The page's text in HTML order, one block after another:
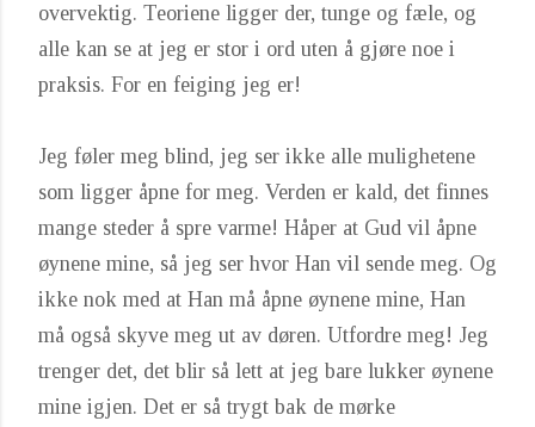
overvektig. Teoriene ligger der, tunge og fæle, og
alle kan se at jeg er stor i ord uten å gjøre noe i
praksis. For en feiging jeg er!
Jeg føler meg blind, jeg ser ikke alle mulighetene
som ligger åpne for meg. Verden er kald, det finnes
mange steder å spre varme! Håper at Gud vil åpne
øynene mine, så jeg ser hvor Han vil sende meg. Og
ikke nok med at Han må åpne øynene mine, Han
må også skyve meg ut av døren. Utfordre meg! Jeg
trenger det, det blir så lett at jeg bare lukker øynene
mine igjen. Det er så trygt bak de mørke